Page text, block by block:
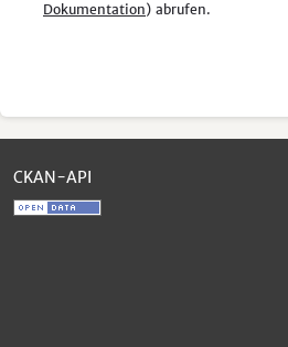
Dokumentation) abrufen.
CKAN-API